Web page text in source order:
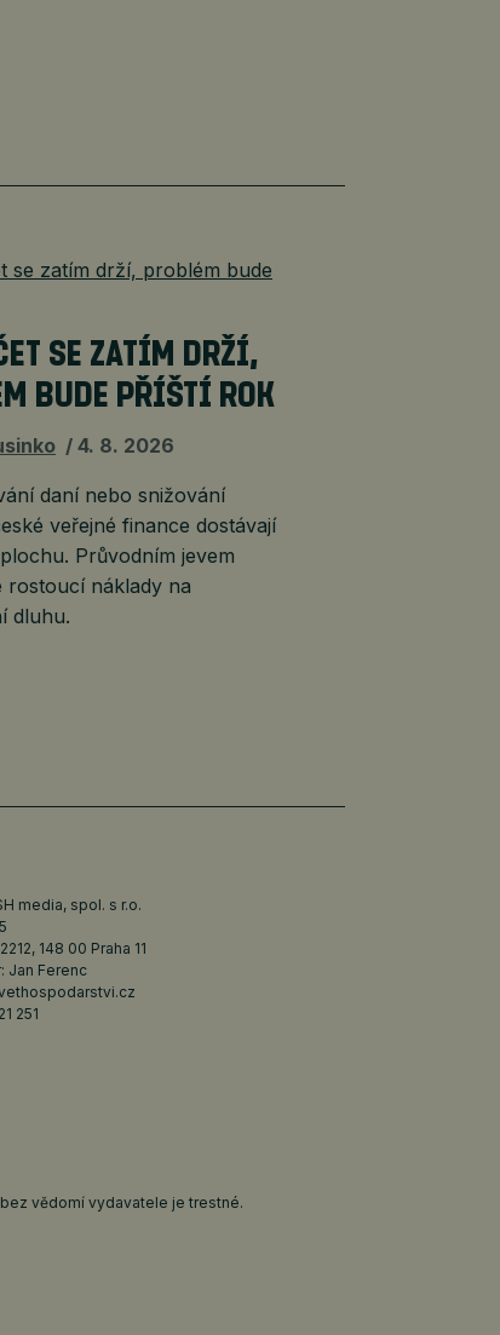
SE ZATÍM DRŽÍ,
BUDE PŘÍŠTÍ ROK
4. 8. 2026
daní nebo snižování
veřejné finance dostávají
Průvodním jevem
rostoucí náklady na
dluhu.
media, spol. s r.o.
148 00 Praha 11
Jan Ferenc
251
vědomí vydavatele je trestné.